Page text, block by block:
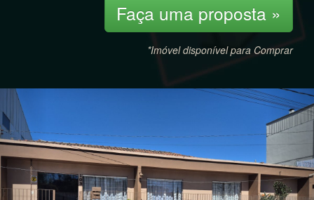
Faça uma proposta »
*Imóvel disponível para Comprar